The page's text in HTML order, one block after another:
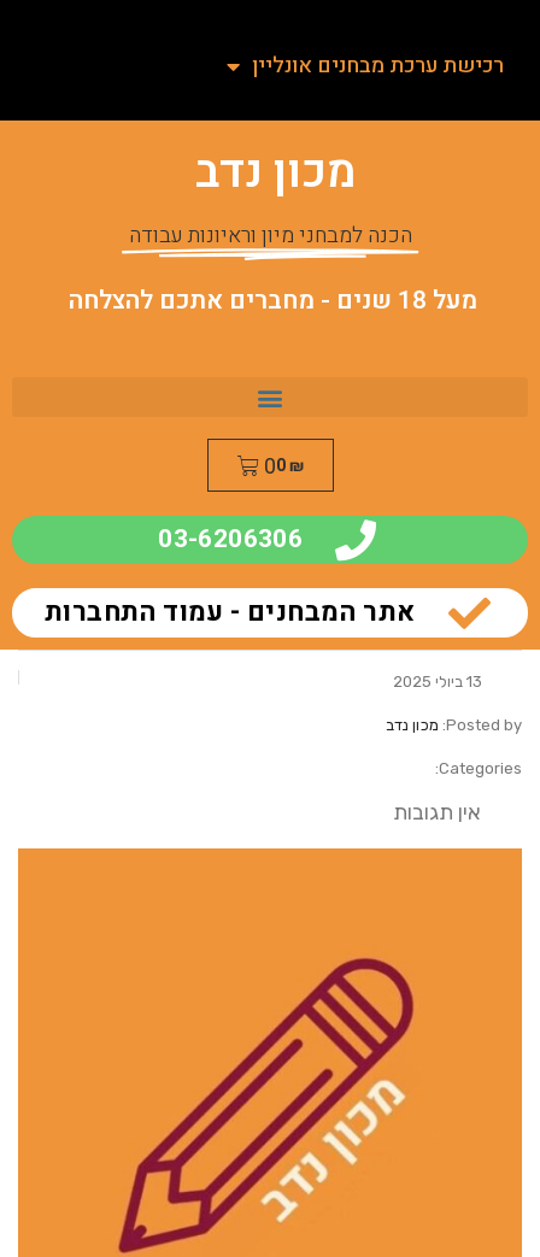
רכישת ערכת מבחנים אונליין
מכון נדב
הכנה למבחני מיון וראיונות עבודה
מעל 18 שנים - מחברים אתכם להצלחה
0₪
0
03-6206306
אתר המבחנים - עמוד התחברות
Posted by: מכון נדב
Categories:
אין תגובות